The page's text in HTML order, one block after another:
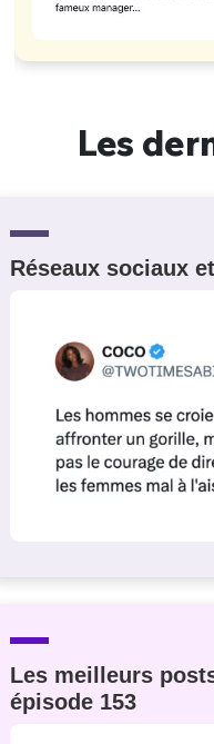
Les
Réseaux sociaux
Les meilleurs
épisode 153